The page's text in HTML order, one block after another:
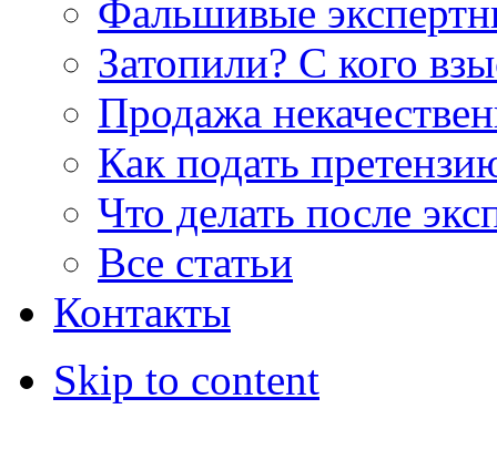
Фальшивые
Затопили? С кого
Продажа
Как подать
Что делать после
Все статьи
Контакты
Skip to content